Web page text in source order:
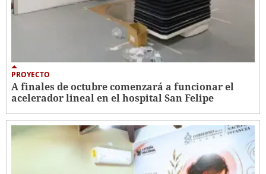
PROYECTO
A finales de octubre comenzará a funcionar el
acelerador lineal en el hospital San Felipe